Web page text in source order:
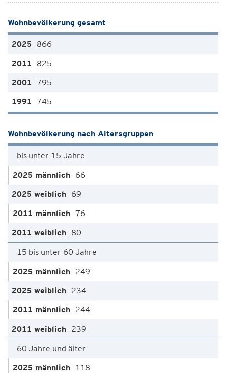
Wohnbevölkerung gesamt
866
825
795
745
Wohnbevölkerung nach Altersgruppen
bis unter 15 Jahre
66
69
76
80
15 bis unter 60 Jahre
249
234
244
239
60 Jahre und älter
118